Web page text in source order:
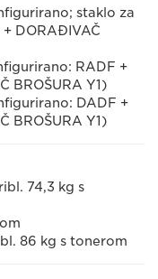
staklo za
DORAĐIVAČ
RADF +
BROŠURA Y1)
DADF +
BROŠURA Y1)
74,3 kg s
86 kg s tonerom